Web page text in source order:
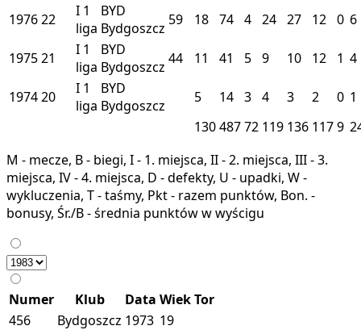
197622 I 1
liga
BYD
Bydgoszcz 59 18 74 4 24 27 12 0 6
197521 I 1
liga
BYD
Bydgoszcz 44 11 41 5 9 10 12 1 4
197420 I 1
liga
BYD
Bydgoszcz
5 14 3 4 3 2 0 1
13048772 119 136 1179
M - mecze, B - biegi, I - 1. miejsca, II - 2. miejsca, III - 3.
miejsca, IV - 4. miejsca, D - defekty, U - upadki, W -
wykluczenia, T - taśmy, Pkt - razem punktów, Bon. -
bonusy, Śr./B - średnia punktów w wyścigu
Numer Klub Data WiekTor
456
Bydgoszcz 1973 19